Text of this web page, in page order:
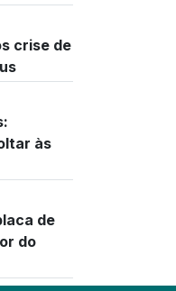
crise de
às
de
do